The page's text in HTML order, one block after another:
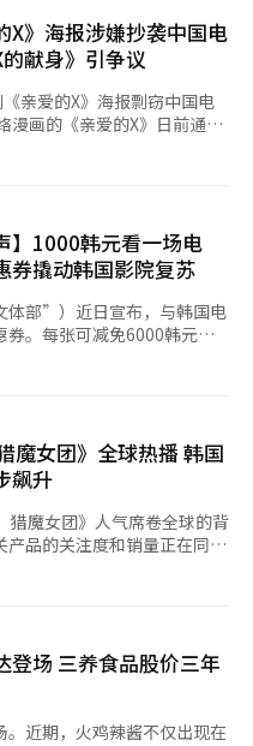
X》海报涉嫌抄袭中国电
献身》引争议
亲爱的X》海报剽窃中国电
晚意识到与特定案例的相似
身》海报过于相似的声音。
东野圭吾的同名小说改编，
。网友指责《亲爱的X》海
不与《嫌疑人X的献身》相
制作过程造成不便，我们真
注意避免类似事件再次发
国内顶级女演员白雅珍的没
】1000韩元看一场电
券撬动韩国影院复苏
体部”）近日宣布，与韩国电
券。每张可减免6000韩元
张，于今日上午10时起开放
期间（7月25日至9月2
前增加约1.8倍。 笔者也
的早场，折扣后票价仅约
不仅吸引了更多观众重返影
影院的客源压力。从个人体
折射出文化政策在激发消
日前公布的2025年电影领
急支援期除外）。新增预算
开发及独立艺术电影放映等
电影制作和虚拟制作工作室
长远考量，而非仅停留在短
魔女团》全球热播 韩国
飙升
猎魔女团》人气席卷全球的背
品的关注度和销量正在同步
饭的企业正从中受益。 据
于1.407万韩元（约合人民币
，该股价1日以1.849万韩元
，但与《K-POP恶魔猎人》
较高水平。此外，SPC三立
登场 三养食品股价三年
近期，火鸡辣酱不仅出现在